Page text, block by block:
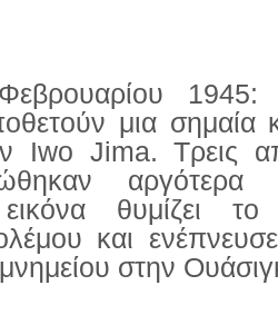
1945:
μια σημαία
Iwo Jima. Τρεις
εικόνα θυμίζει
και
στην